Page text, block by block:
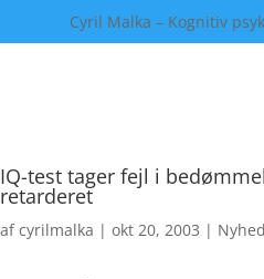
Cyril Malka – Kognitiv
IQ-test tager fejl i
retarderet
afcyrilmalka | okt 20, 2003 |